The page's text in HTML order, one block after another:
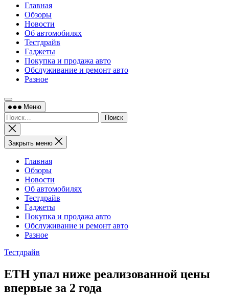
Главная
Обзоры
Новости
Об автомобилях
Тестдрайв
Гаджеты
Покупка и продажа авто
Обслуживание и ремонт авто
Разное
Меню
Найти:
Закрыть
поиск
Закрыть меню
Главная
Обзоры
Новости
Об автомобилях
Тестдрайв
Гаджеты
Покупка и продажа авто
Обслуживание и ремонт авто
Разное
Тестдрайв
ETH упал ниже реализованной цены
впервые за 2 года